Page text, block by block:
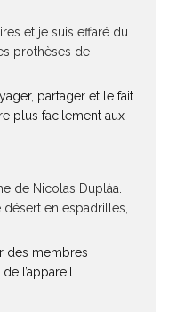
et je suis effaré du
prothèses de
partager et le fait
plus facilement aux
de Nicolas Duplàa.
en espadrilles,
des membres
l’appareil